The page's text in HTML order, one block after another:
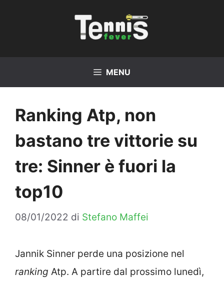
MENU
Ranking Atp, non
bastano tre vittorie su
tre: Sinner è fuori la
top10
08/01/2022 di Stefano Maffei
Jannik Sinner perde una posizione nel
ranking Atp. A partire dal prossimo lunedì,